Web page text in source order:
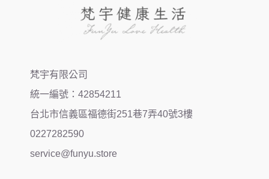
梵宇有限公司
統一編號：42854211
台北市信義區福德街251巷7弄40號3樓
0227282590
service@funyu.store